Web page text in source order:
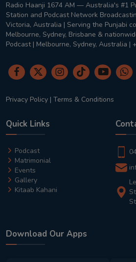
Radio Haanji 1674 AM — Australia's #1
Station and Podcast Network
Victoria, Australia | Serving the Punjabi
Melbourne, Sydney, Brisbane &
Podcast | Melbourne, Sydney, Australia |
Privacy Policy | Terms & Conditions
Quick Links
Podcast
Matrimonial
Events
Gallery
Kitaab Kahani
Download Our Apps